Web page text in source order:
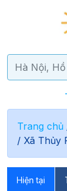
Trang chủ
/ Xã Thủy
Hiện tại